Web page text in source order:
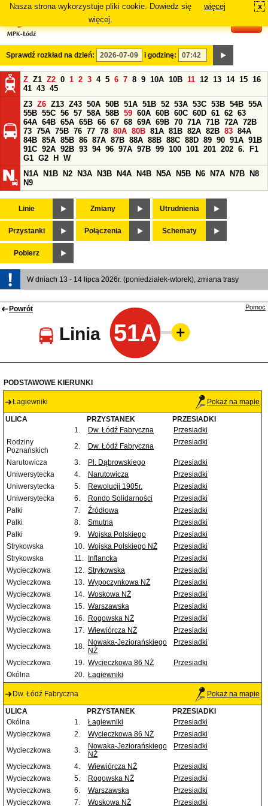
Nasza strona wykorzystuje pliki cookie. Dowiedz się
więcej.
więcej x
Sprawdź rozkład na dzień: i godzinę:
Z Z1 Z2 0 1 2 3 4 5 6 7 8 9 10A 10B 11 12 13 14 15 16
41 43 45
Z3 Z6 Z13 Z43 50A 50B 51A 51B 52 53A 53C 53B 54B 55A
55B 55C 56 57 58A 58B 59 60A 60B 60C 60D 61 62 63
64A 64B 65A 65B 66 67 68 69A 69B 70 71A 71B 72A 72B
73 75A 75B 76 77 78 80A 80B 81A 81B 82A 82B 83 84A
84B 85A 85B 86 87A 87B 88A 88B 88C 88D 89 90 91A 91B
91C 92A 92B 93 94 96 97A 97B 99 100 101 201 202 6.
F1
G1 G2 H
W
N1A
N1B N2 N3A N3B N4A N4B N5A N5B N6 N7A N7B
N8
N9
Linie Zmiany Utrudnienia
Przystanki Połączenia Schematy
Pobierz
W dniach 13 - 14 lipca 2026r. (poniedziałek-wtorek), zmiana trasy
Powrót
Linia 51A
Pomoc
PODSTAWOWE KIERUNKI
Łagiewniki Pokaż na mapie
ULICA PRZYSTANEK
PRZESIADKI
1.
Dw. Łódź Fabryczna
Przesiadki
Rodziny
Poznańskich
2. Dw. Łódź Fabryczna Przesiadki
Narutowicza 3. Pl. Dąbrowskiego
Przesiadki
Uniwersytecka
4. Narutowicza
Przesiadki
Uniwersytecka
5. Rewolucji 1905r.
Przesiadki
Uniwersytecka
6. Rondo Solidarności
Przesiadki
Palki
7. Źródłowa
Przesiadki
Palki
8. Smutna
Przesiadki
Palki
9. Wojska Polskiego
Przesiadki
Strykowska
10. Wojska Polskiego NŻ
Przesiadki
Strykowska
11. Inflancka
Przesiadki
Wycieczkowa
12. Strykowska
Przesiadki
Wycieczkowa
13. Wypoczynkowa NŻ
Przesiadki
Wycieczkowa
14. Woskowa NŻ
Przesiadki
Wycieczkowa
15. Warszawska
Przesiadki
Wycieczkowa
16. Rogowska NŻ
Przesiadki
Wycieczkowa
17. Wiewiórcza NŻ
Przesiadki
Wycieczkowa
18. Nowaka-Jeziorańskiego
NŻ
Przesiadki
Wycieczkowa 19. Wycieczkowa 86 NŻ
Przesiadki
Okólna
20. Łagiewniki
Dw. Łódź Fabryczna Pokaż na mapie
ULICA PRZYSTANEK
PRZESIADKI
Okólna
1. Łagiewniki
Przesiadki
Wycieczkowa
2. Wycieczkowa 86 NŻ
Przesiadki
Wycieczkowa
3.
Nowaka-Jeziorańskiego
NŻ
Przesiadki
Wycieczkowa 4. Wiewiórcza NŻ
Przesiadki
Wycieczkowa
5. Rogowska NŻ
Przesiadki
Wycieczkowa
6. Warszawska
Przesiadki
Wycieczkowa
7. Woskowa NŻ Przesiadki